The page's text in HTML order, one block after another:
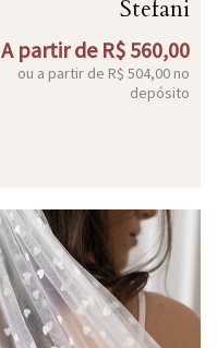
Stefani
A partir de R$ 560,00
ou a partir de R$ 504,00 no
depósito